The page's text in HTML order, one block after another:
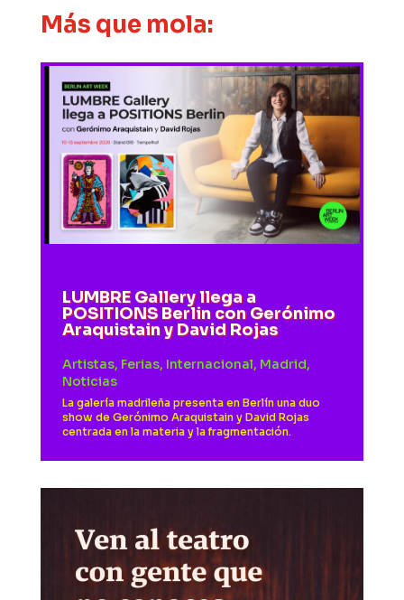
Más que mola:
LUMBRE Gallery llega a
POSITIONS Berlin con Gerónimo
Araquistain y David Rojas
Artistas, Ferias, Internacional, Madrid,
Noticias
La galería madrileña presenta en Berlín una duo
show de Gerónimo Araquistain y David Rojas
centrada en la materia y la fragmentación.